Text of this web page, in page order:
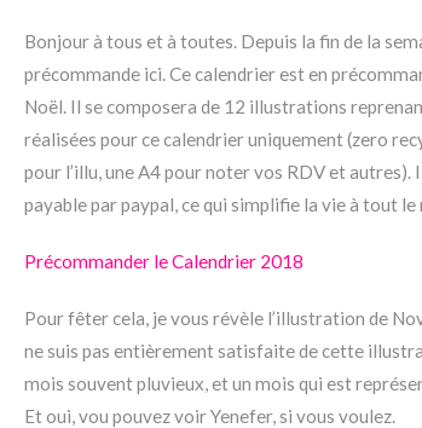
Bonjour à tous et à toutes. Depuis la fin de la
précommande ici. Ce calendrier est en
Noël. Il se composera de 12 illustrations
réalisées pour ce calendrier uniquement (zero
pour l’illu, une A4 pour noter vos RDV et
payable par paypal, ce qui simplifie la vie à tout le
Précommander le Calendrier 2018
Pour fêter cela, je vous révèle l’illustration de
ne suis pas entièrement satisfaite de cette
mois souvent pluvieux, et un mois qui est
Et oui, vou pouvez voir Yenefer, si vous voulez.